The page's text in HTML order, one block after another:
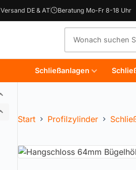
Versand DE & AT Beratung Mo-Fr 8-18 Uhr
Schließanlagen
Start Profilzylinder